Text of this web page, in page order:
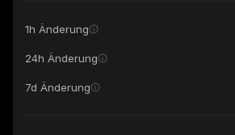
1h Änderung
24h Änderung
7d Änderung